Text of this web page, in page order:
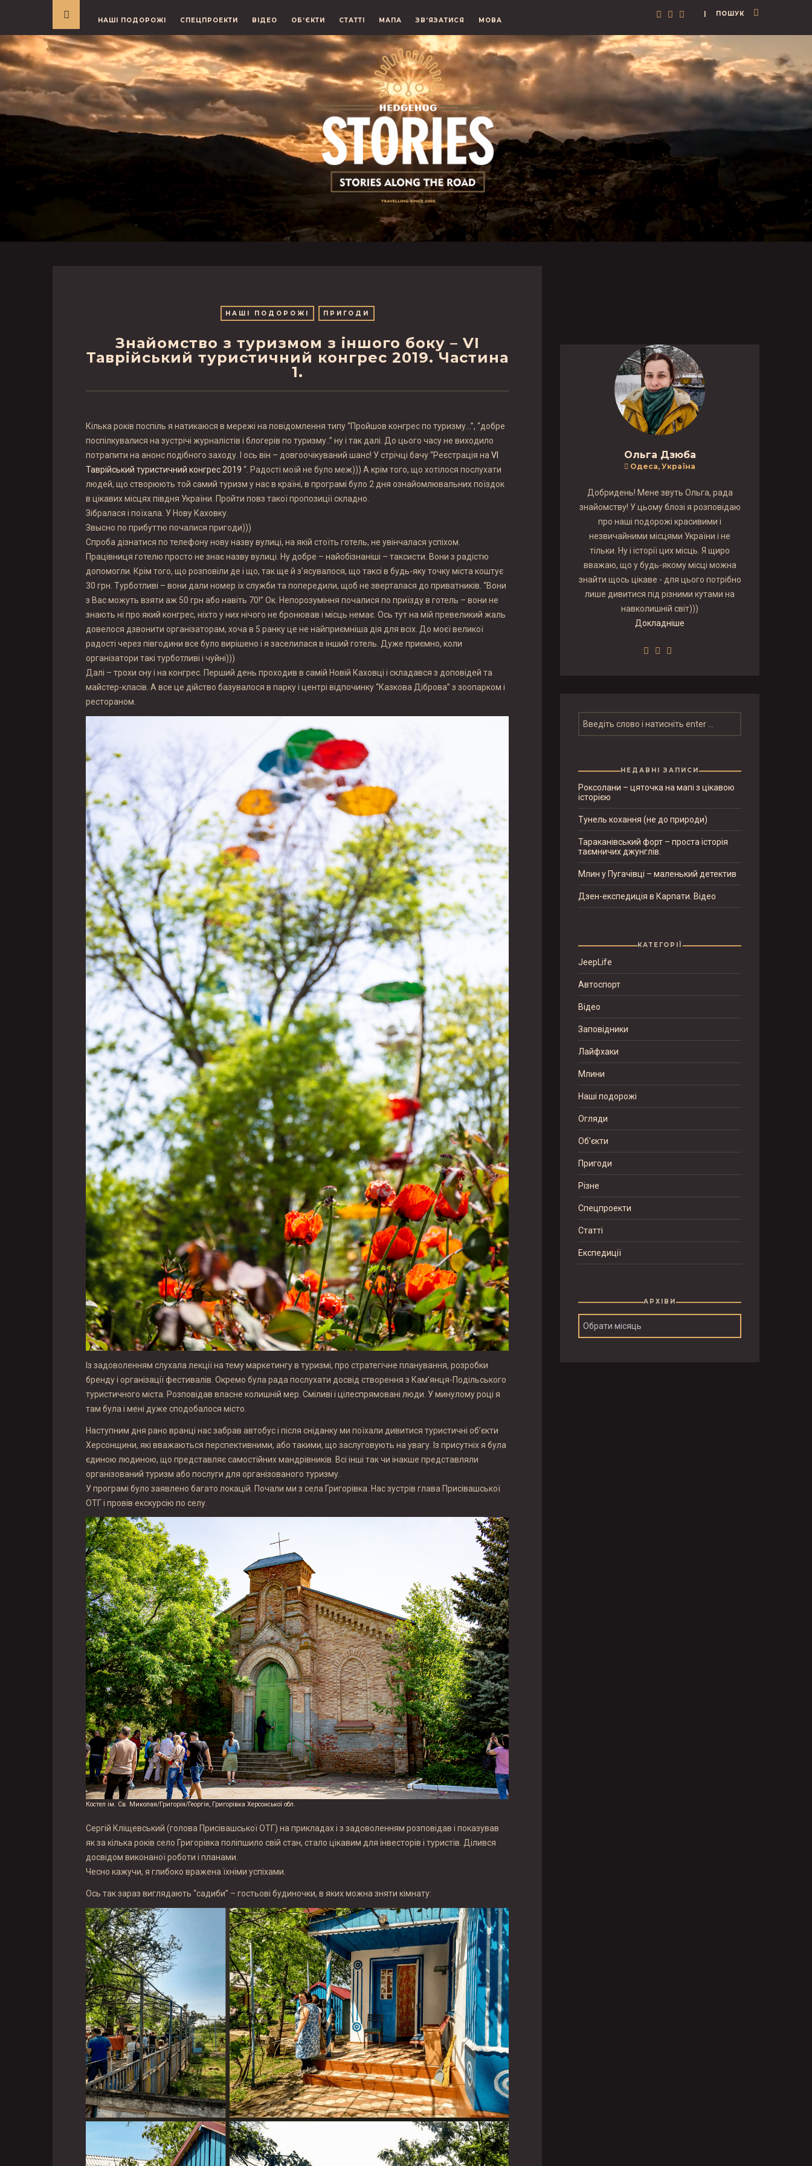
| ПОШУК
НАШІ ПОДОРОЖІ
СПЕЦПРОЕКТИ ВІДЕО ОБ’ЄКТИ СТАТТІ МАПА ЗВ’ЯЗАТИСЯ МОВА
НАШІ ПОДОРОЖІ ПРИГОДИ
Знайомство з туризмом з іншого боку – VI
Таврійський туристичний конгрес 2019. Частина
1.
Кілька років поспіль я натикаюся в мережі на повідомлення типу “Пройшов конгрес по туризму…”, “добре
поспілкувалися на зустрічі журналістів і блогерів по туризму..” ну і так далі. До цього часу не виходило
потрапити на анонс подібного заходу. І ось він – довгоочікуваний шанс! У стрічці бачу “Реєстрація на VI
Таврійський туристичний конгрес 2019 “. Радості моїй не було меж))) А крім того, що хотілося послухати
людей, що створюють той самий туризм у нас в країні, в програмі було 2 дня ознайомлювальних поїздок
в цікавих місцях півдня України. Пройти повз такої пропозиції складно.
Зібралася і поїхала. У Нову Каховку.
Звысно по прибуттю почалися пригоди)))
Спроба дізнатися по телефону нову назву вулиці, на якій стоїть готель, не увінчалася успіхом.
Працівниця готелю просто не знає назву вулиці. Ну добре – найобізнаніші – таксисти. Вони з радістю
допомогли. Крім того, що розповіли де і що, так ще й з’ясувалося, що таксі в будь-яку точку міста коштує
30 грн. Турботливі – вони дали номер їх служби та попередили, щоб не зверталася до приватників. “Вони
з Вас можуть взяти аж 50 грн або навіть 70!” Ок. Непорозуміння почалися по приїзду в готель – вони не
знають ні про який конгрес, ніхто у них нічого не бронював і місць немає. Ось тут на мій превеликий жаль
довелося дзвонити організаторам, хоча в 5 ранку це не найприємніша дія для всіх. До моєї великої
радості через півгодини все було вирішено і я заселилася в інший готель. Дуже приємно, коли
організатори такі турботливі і чуйні)))
Далі – трохи сну і на конгрес. Перший день проходив в самій Новій Каховці і складався з доповідей та
майстер-класів. А все це дійство базувалося в парку і центрі відпочинку “Казкова Діброва” з зоопарком і
рестораном.
Із задоволенням слухала лекції на тему маркетингу в туризмі, про стратегічне планування, розробки
бренду і організації фестивалів. Окремо була рада послухати досвід створення з Кам’янця-Подільського
туристичного міста. Розповідав власне колишній мер. Сміливі і цілеспрямовані люди. У минулому році я
там була і мені дуже сподобалося місто.
Наступним дня рано вранці нас забрав автобус і після сніданку ми поїхали дивитися туристичні об’єкти
Херсонщини, які вважаються перспективними, або такими, що заслуговують на увагу. Із присутніх я була
єдиною людиною, що представляє самостійних мандрівників. Всі інші так чи інакше представляли
організований туризм або послуги для організованого туризму.
У програмі було заявлено багато локацій. Почали ми з села Григорівка. Нас зустрів глава Присівашської
ОТГ і провів екскурсію по селу.
Костел ім. Св. Миколая/Григорія/Георгія, Григорівка Херсонської обл.
Сергій Кліщевський (голова Присівашської ОТГ) на прикладах і з задоволенням розповідав і показував
як за кілька років село Григорівка поліпшило свій стан, стало цікавим для інвесторів і туристів. Ділився
досвідом виконаної роботи і планами.
Чесно кажучи, я глибоко вражена їхніми успіхами.
Ось так зараз виглядають “садиби” – гостьові будиночки, в яких можна зняти кімнату:
Ольга Дзюба
Одеса, Україна
Добридень! Мене звуть Ольга, рада
знайомству! У цьому блозі я розповідаю
про наші подорожі красивими і
незвичайними місцями України і не
тільки. Ну і історії цих місць. Я щиро
вважаю, що у будь-якому місці можна
знайти щось цікаве - для цього потрібно
лише дивитися під різними кутами на
навколишній світ)))
Докладніше
НЕДАВНІ ЗАПИСИ
Роксолани – цяточка на мапі з цікавою
історією
Тунель кохання (не до природи)
Тараканівський форт – проста історія
таємничих джунглів.
Млин у Пугачівці – маленький детектив
Дзен-експедиція в Карпати. Відео
КАТЕГОРІЇ
JeepLife
Автоспорт
Відео
Заповідники
Лайфхаки
Млини
Наші подорожі
Огляди
Об'єкти
Пригоди
Різне
Спецпроекти
Статті
Експедиції
АРХІВИ
Архіви